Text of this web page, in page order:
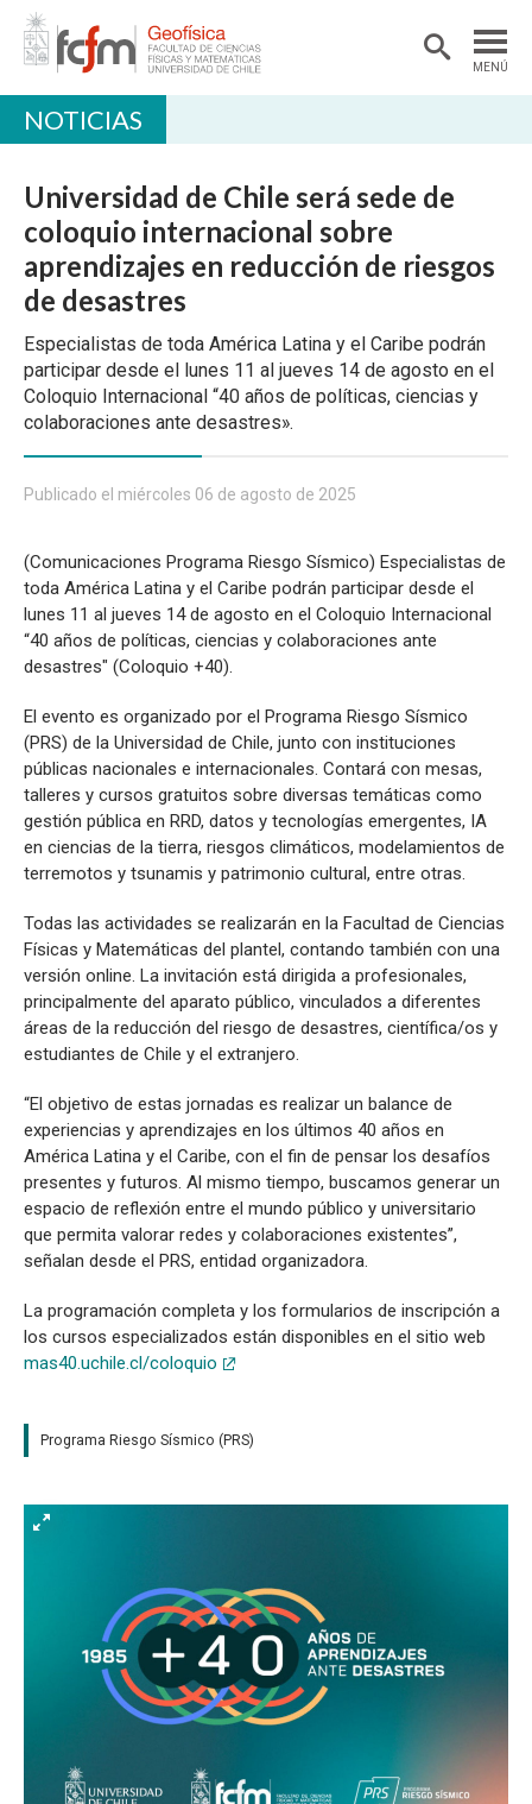
MENÚ
DOCENCIA
INVESTIGACIÓN
BIBLIOTECA
LABORATORIOS
Ciencias Atmosféricas
Geofísica Aplicada
NOTICIAS
Universidad de Chile será sede de
coloquio internacional sobre
aprendizajes en reducción de riesgos
de desastres
Especialistas de toda América Latina y el Caribe podrán
participar desde el lunes 11 al jueves 14 de agosto en el
Coloquio Internacional “40 años de políticas, ciencias y
colaboraciones ante desastres».
Publicado el miércoles 06 de agosto de 2025
(Comunicaciones Programa Riesgo Sísmico) Especialistas de
toda América Latina y el Caribe podrán participar desde el
lunes 11 al jueves 14 de agosto en el Coloquio Internacional
“40 años de políticas, ciencias y colaboraciones ante
desastres" (Coloquio +40).
El evento es organizado por el Programa Riesgo Sísmico
(PRS) de la Universidad de Chile, junto con instituciones
públicas nacionales e internacionales. Contará con mesas,
talleres y cursos gratuitos sobre diversas temáticas como
gestión pública en RRD, datos y tecnologías emergentes, IA
en ciencias de la tierra, riesgos climáticos, modelamientos de
terremotos y tsunamis y patrimonio cultural, entre otras.
Todas las actividades se realizarán en la Facultad de Ciencias
Físicas y Matemáticas del plantel, contando también con una
versión online. La invitación está dirigida a profesionales,
principalmente del aparato público, vinculados a diferentes
áreas de la reducción del riesgo de desastres, científica/os y
estudiantes de Chile y el extranjero.
“El objetivo de estas jornadas es realizar un balance de
experiencias y aprendizajes en los últimos 40 años en
América Latina y el Caribe, con el fin de pensar los desafíos
presentes y futuros. Al mismo tiempo, buscamos generar un
espacio de reflexión entre el mundo público y universitario
que permita valorar redes y colaboraciones existentes”,
señalan desde el PRS, entidad organizadora.
La programación completa y los formularios de inscripción a
los cursos especializados están disponibles en el sitio web
mas40.uchile.cl/coloquio
Programa Riesgo Sísmico (PRS)